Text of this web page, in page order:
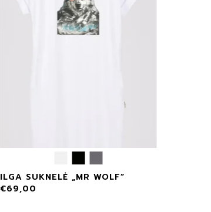
ILGA SUKNELĖ „MR WOLF”
€69,00